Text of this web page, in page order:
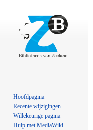
Hoofdpagina
Recente wijzigingen
Willekeurige pagina
Hulp met MediaWiki